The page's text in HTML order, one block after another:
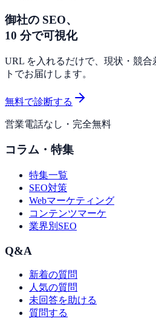
御社の SEO、
10 分で可視化
URL を入れるだけで、現状・競
トでお届けします。
無料で診断する
営業電話なし・完全無料
コラム・特集
特集一覧
SEO対策
Webマーケティング
コンテンツマーケ
業界別SEO
Q&A
新着の質問
人気の質問
未回答を助ける
質問する